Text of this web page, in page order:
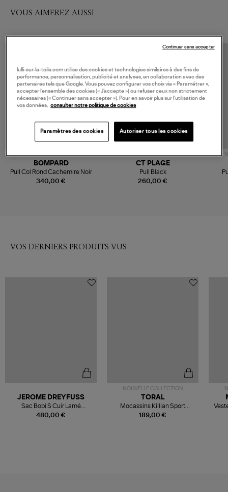
VOUS AIMEREZ AUSSI
340,00 €
BOMPARD
Pull Col Rond Cachemire Noir
260,00 €
CT PLAGE
Pull Black
VOS DERNIERS PRODUITS VUS
480,00 €
JEROME DREYFUSS
Sac Bobi S Cuir Lamé
Champagne
NOUVELLE COLLECTION
189,00 €
TORAL
Mocassins Killian Sport
Mousse
lulli-sur-la-toile.com utilise des cookies et technologies similaires à des fins de
performance, personnalisation, publicité et analyses, en collaboration avec des
partenaires tels que Google. Vous pouvez configurer vos choix via « Paramétrer »,
accepter l’ensemble des cookies (« J’accepte ») ou refuser ceux non strictement
nécessaires (« Continuer sans accepter »). Pour en savoir plus sur l’utilisation de
vos données, consulter notre politique de cookies
Paramètres des cookies Autoriser tous les cookies
Continuer sans accepter